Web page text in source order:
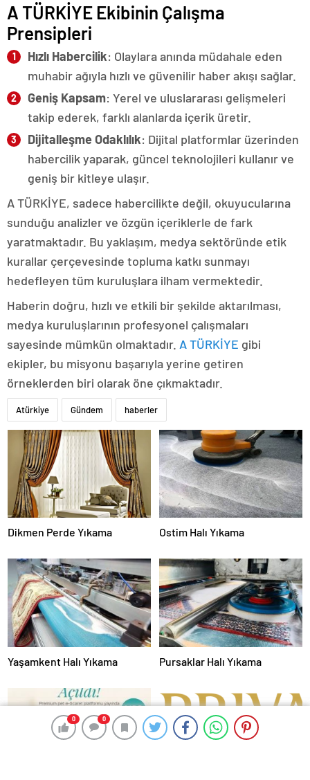
0 0
0 0
A TÜRKİYE Ekibinin Çalışma
Prensipleri
Hızlı Habercilik: Olaylara anında müdahale eden
muhabir ağıyla hızlı ve güvenilir haber akışı sağlar.
Geniş Kapsam: Yerel ve uluslararası gelişmeleri
takip ederek, farklı alanlarda içerik üretir.
Dijitalleşme Odaklılık: Dijital platformlar üzerinden
habercilik yaparak, güncel teknolojileri kullanır ve
geniş bir kitleye ulaşır.
A TÜRKİYE, sadece habercilikte değil, okuyucularına
sunduğu analizler ve özgün içeriklerle de fark
yaratmaktadır. Bu yaklaşım, medya sektöründe etik
kurallar çerçevesinde topluma katkı sunmayı
hedefleyen tüm kuruluşlara ilham vermektedir.
Haberin doğru, hızlı ve etkili bir şekilde aktarılması,
medya kuruluşlarının profesyonel çalışmaları
sayesinde mümkün olmaktadır. A TÜRKİYE gibi
ekipler, bu misyonu başarıyla yerine getiren
örneklerden biri olarak öne çıkmaktadır.
Atürkiye Gündem haberler
Dikmen Perde Yıkama Ostim Halı Yıkama
Yaşamkent Halı Yıkama Pursaklar Halı Yıkama